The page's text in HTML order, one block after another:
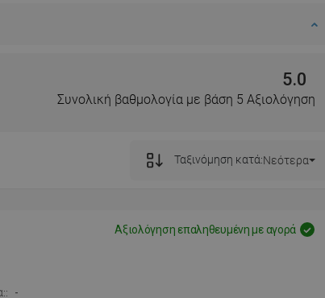
5.0
Συνολική βαθμολογία με βάση 5 Αξιολόγηση
Ταξινόμηση κατά:Νεότερα
Αξιολόγηση επαληθευμένη με αγορά
-